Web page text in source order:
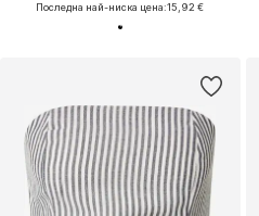
Последна най-ниска цена:15,92 €